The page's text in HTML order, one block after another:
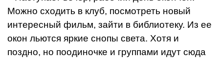
Можно сходить в клуб, посмотреть новый
интересный фильм, зайти в библио­теку. Из ее
окон льются яркие снопы света. Хотя и
поздно, но поодиночке и группами идут сюда